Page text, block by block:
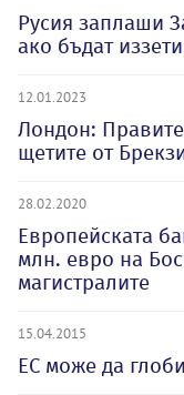
Русия заплаши
ако бъдат
12.01.2023
Лондон:
щетите от
28.02.2020
Европейската
млн. евро на
магистралите
15.04.2015
ЕС може да